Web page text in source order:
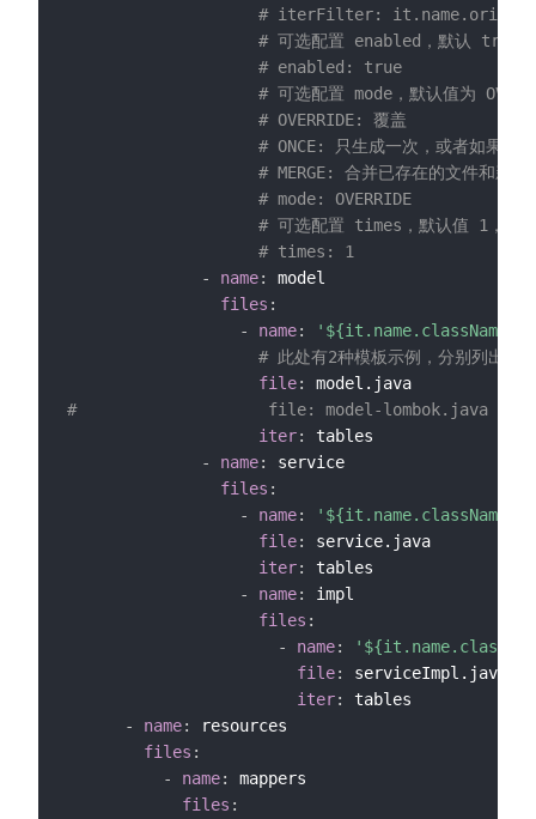
# iterFilter:
# 可选配置 enabled，默认 true，
# enabled: true
# 可选配置 mode，默认值为
# OVERRIDE: 覆盖
# ONCE: 只生成一次，或者如果目
# MERGE: 合并已存在的文件和新
# mode: OVERRIDE
# 可选配置 times，默认值 1，默认
# times: 1
-
name:
model
files :
-
name:
# 此处有2种模板示例，分别列出来
file:
#                    file: model-lombok.java
iter:
tables
-
name:
service
files :
-
name:
file:
service.java
iter:
tables
-
name:
impl
files :
-
name:
file:
serviceImpl.java
iter:
tables
-
name:
resources
files :
-
name:
mappers
files :